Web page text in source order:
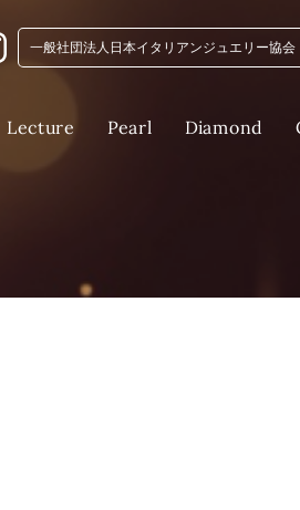
一般社団法人日本イタリアンジュエリー協会
Lecture Pearl Diamond